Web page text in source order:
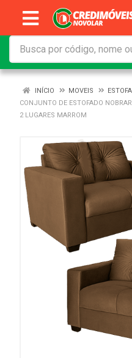
INÍCIO MOVEIS
CONJUNTO DE ESTOFADO
2 LUGARES MARROM